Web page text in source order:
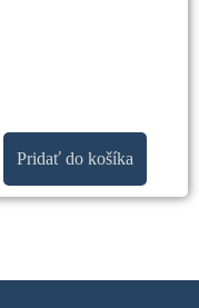
Pridať do košíka